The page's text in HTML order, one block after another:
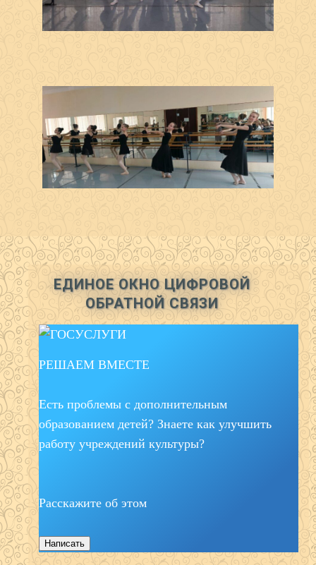
ЕДИНОЕ ОКНО ЦИФРОВОЙ
ОБРАТНОЙ СВЯЗИ
РЕШАЕМ ВМЕСТЕ
Есть проблемы с дополнительным
образованием детей? Знаете как улучшить
работу учреждений культуры?
Расскажите об этом
Написать